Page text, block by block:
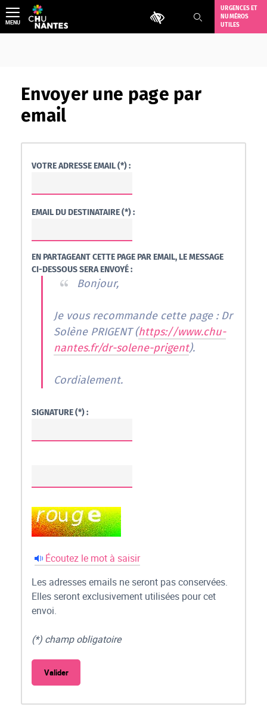
Aller
au
contenu
Outils d'accessibilité
URGENCES ET
NUMÉROS
UTILES
MENU
Envoyer une page par
email
VOTRE ADRESSE EMAIL (*) :
EMAIL DU DESTINATAIRE (*) :
EN PARTAGEANT CETTE PAGE PAR EMAIL, LE MESSAGE
CI-DESSOUS SERA ENVOYÉ :
Bonjour,
Je vous recommande cette page : Dr
Solène PRIGENT (https://www.chu-
nantes.fr/dr-solene-prigent).
Cordialement.
SIGNATURE (*) :
Écoutez le mot à saisir
Les adresses emails ne seront pas conservées.
Elles seront exclusivement utilisées pour cet
envoi.
(*) champ obligatoire